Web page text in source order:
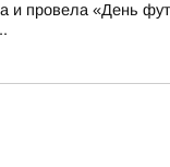
провела «День